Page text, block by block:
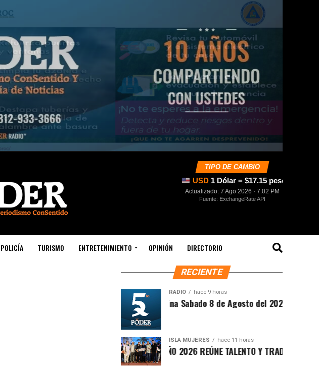
TIPO DE CAMBIO
USD 1 Dólar = $17.15 pesos
Actualizado: 7 Ago 2026 · 7:02 PM
Fuente: ExchangeRate API
POLICÍA TURISMO ENTRETENIMIENTO OPINIÓN DIRECTORIO
RECIENTE
RADIO hace 9 horas
Síntesis Matutina Sabado 8 de Agosto del 2026
ISLA MUJERES hace 11 horas
CEVICHE ISLEÑO 2026 REÚNE TALENTO Y TRADICIÓN EN ISLA